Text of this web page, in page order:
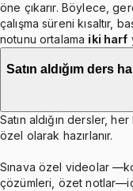
öne çıkarır. Böylece,
çalışma süreni kısaltır,
notunu ortalama iki harf
Satın aldığım ders
Satın aldığın dersler,
özel olarak hazırlanır.
Sınava özel videolar
çözümleri, özet